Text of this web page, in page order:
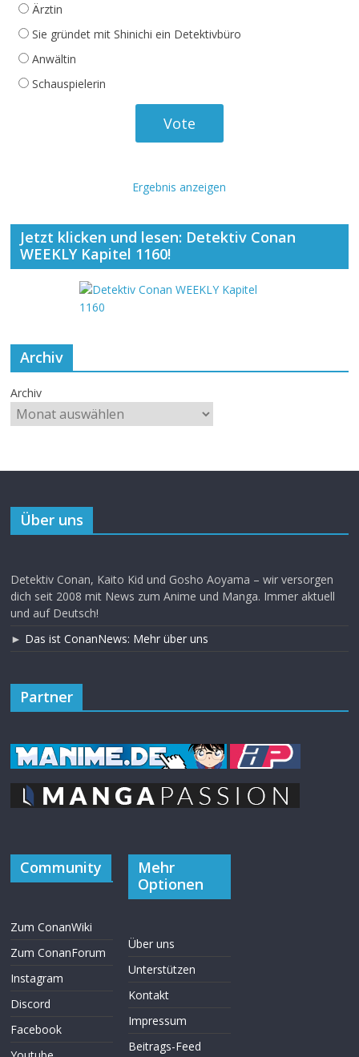
Ärztin
Sie gründet mit Shinichi ein Detektivbüro
Anwältin
Schauspielerin
Ergebnis anzeigen
Jetzt klicken und lesen: Detektiv Conan
WEEKLY Kapitel 1160!
Archiv
Archiv
Über uns
Detektiv Conan, Kaito Kid und Gosho Aoyama – wir versorgen
dich seit 2008 mit News zum Anime und Manga. Immer aktuell
und auf Deutsch!
► Das ist ConanNews: Mehr über uns
Partner
Community
Zum ConanWiki
Zum ConanForum
Instagram
Discord
Facebook
Mehr
Optionen
Über uns
Unterstützen
Kontakt
Impressum
Beitrags-Feed